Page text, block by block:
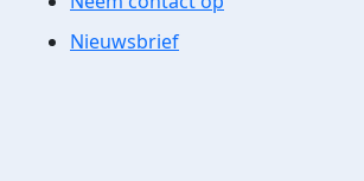
Nieuwsbrief